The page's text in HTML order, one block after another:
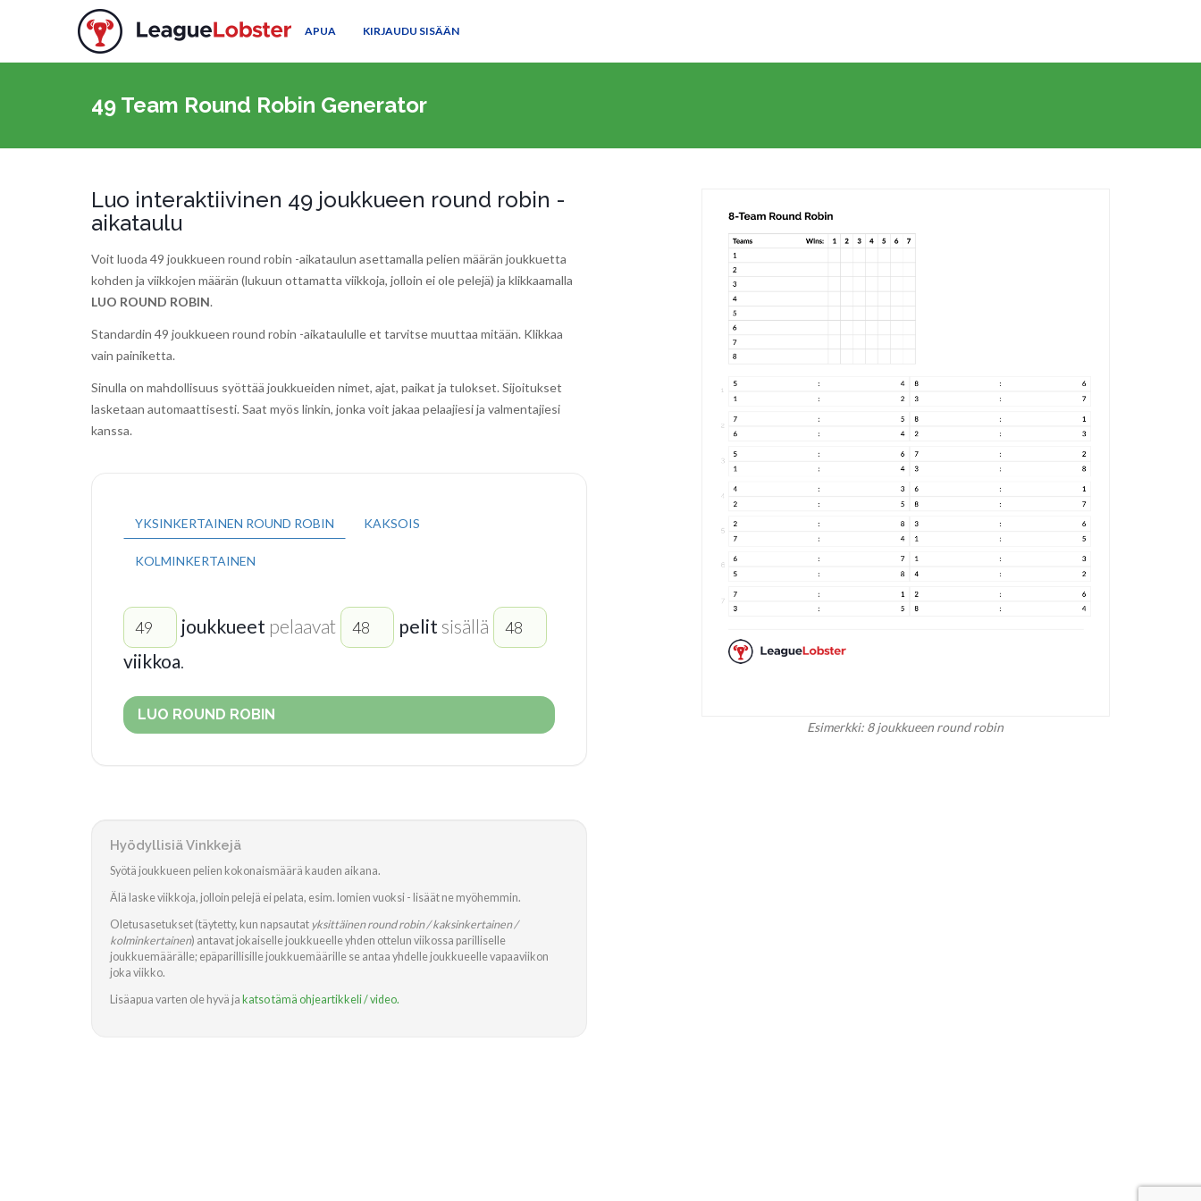
APUA KIRJAUDU SISÄÄN
49 Team Round Robin Generator
Luo interaktiivinen 49 joukkueen round robin -
aikataulu
Voit luoda 49 joukkueen round robin -aikataulun asettamalla pelien määrän joukkuetta
kohden ja viikkojen määrän (lukuun ottamatta viikkoja, jolloin ei ole pelejä) ja klikkaamalla
LUO ROUND ROBIN.
Standardin 49 joukkueen round robin -aikataululle et tarvitse muuttaa mitään. Klikkaa
vain painiketta.
Sinulla on mahdollisuus syöttää joukkueiden nimet, ajat, paikat ja tulokset. Sijoitukset
lasketaan automaattisesti. Saat myös linkin, jonka voit jakaa pelaajiesi ja valmentajiesi
kanssa.
YKSINKERTAINEN ROUND ROBIN KAKSOIS
KOLMINKERTAINEN
joukkueet pelaavat pelit sisällä
viikkoa.
LUO ROUND ROBIN
Hyödyllisiä Vinkkejä
Syötä joukkueen pelien kokonaismäärä kauden aikana.
Älä laske viikkoja, jolloin pelejä ei pelata, esim. lomien vuoksi - lisäät ne myöhemmin.
Oletusasetukset (täytetty, kun napsautat yksittäinen round robin / kaksinkertainen /
kolminkertainen) antavat jokaiselle joukkueelle yhden ottelun viikossa parilliselle
joukkuemäärälle; epäparillisille joukkuemäärille se antaa yhdelle joukkueelle vapaaviikon
joka viikko.
Lisäapua varten ole hyvä ja katso tämä ohjeartikkeli / video.
Esimerkki: 8 joukkueen round robin